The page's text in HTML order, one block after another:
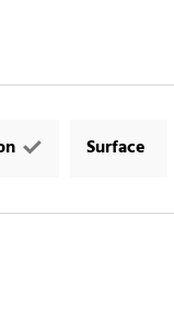
Surface